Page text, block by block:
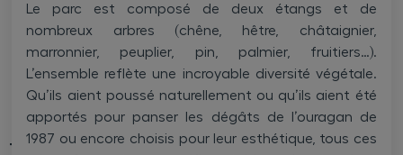
Le parc est composé de deux étangs et de
nombreux arbres (chêne, hêtre, châtaignier,
marronnier, peuplier, pin, palmier, fruitiers…).
L’ensemble reflète une incroyable diversité végétale.
Qu’ils aient poussé naturellement ou qu’ils aient été
apportés pour panser les dégâts de l’ouragan de
1987 ou encore choisis pour leur esthétique, tous ces